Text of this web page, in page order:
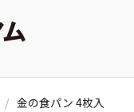
金の食パン 4枚入